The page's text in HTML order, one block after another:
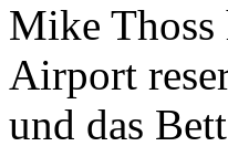
Mike Thoss
Airport
und das